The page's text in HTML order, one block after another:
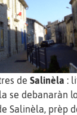
de Salinèla :
se debanaràn
Salinèla, prèp